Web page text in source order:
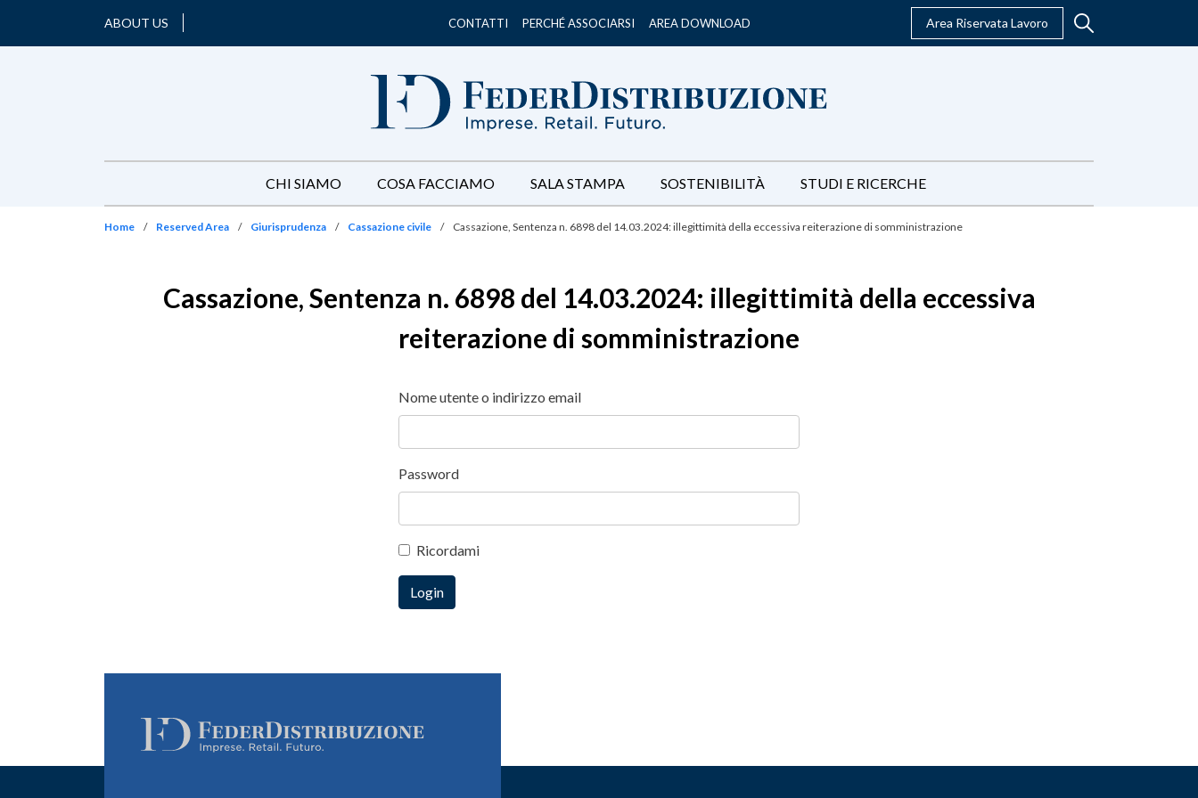
ABOUT US CONTATTI PERCHÉ ASSOCIARSI AREA DOWNLOAD Area Riservata Lavoro
CHI SIAMO COSA FACCIAMO SALA STAMPA SOSTENIBILITÀ STUDI E RICERCHE
Home / Reserved Area / Giurisprudenza / Cassazione civile / Cassazione, Sentenza n. 6898 del 14.03.2024: illegittimità della eccessiva reiterazione di somministrazione
Cassazione, Sentenza n. 6898 del 14.03.2024: illegittimità della eccessiva
reiterazione di somministrazione
Nome utente o indirizzo email
Password
Ricordami